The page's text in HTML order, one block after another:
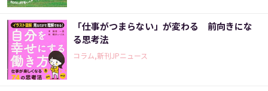
「仕事がつまらない」が変わる 前向きにな
る思考法
コラム,新刊JPニュース